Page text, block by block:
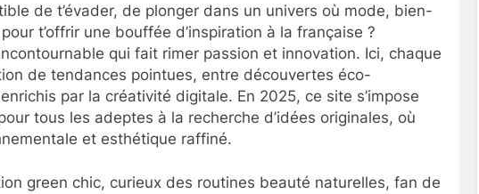
de t’évader, de plonger dans un univers où mode, bien-
t’offrir une bouffée d’inspiration à la française ?
qui fait rimer passion et innovation. Ici, chaque
de tendances pointues, entre découvertes éco-
par la créativité digitale. En 2025, ce site s’impose
tous les adeptes à la recherche d’idées originales, où
et esthétique raffiné.
green chic, curieux des routines beauté naturelles, fan de